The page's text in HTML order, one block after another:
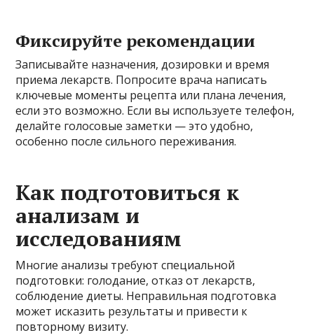
Фиксируйте рекомендации
Записывайте назначения, дозировки и время
приема лекарств. Попросите врача написать
ключевые моменты рецепта или плана лечения,
если это возможно. Если вы используете телефон,
делайте голосовые заметки — это удобно,
особенно после сильного переживания.
Как подготовиться к
анализам и
исследованиям
Многие анализы требуют специальной
подготовки: голодание, отказ от лекарств,
соблюдение диеты. Неправильная подготовка
может исказить результаты и привести к
повторному визиту.